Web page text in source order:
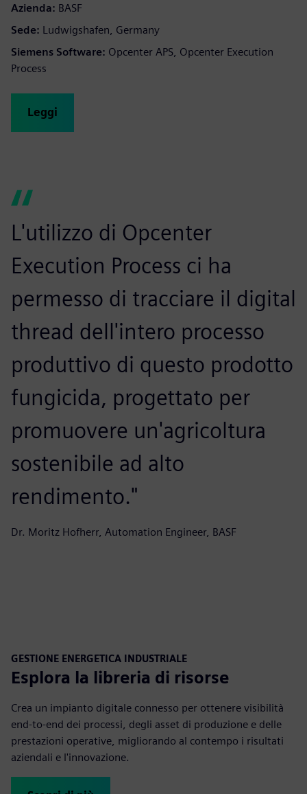
Azienda: BASF
Sede: Ludwigshafen, Germany
Siemens Software: Opcenter APS, Opcenter Execution
Process
Leggi
L'utilizzo di Opcenter
Execution Process ci ha
permesso di tracciare il digital
thread dell'intero processo
produttivo di questo prodotto
fungicida, progettato per
promuovere un'agricoltura
sostenibile ad alto
rendimento."
Dr. Moritz Hofherr, Automation Engineer, BASF
GESTIONE ENERGETICA INDUSTRIALE
Esplora la libreria di risorse
Crea un impianto digitale connesso per ottenere visibilità
end-to-end dei processi, degli asset di produzione e delle
prestazioni operative, migliorando al contempo i risultati
aziendali e l'innovazione.